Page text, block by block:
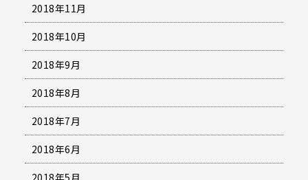
2018年11月
2018年10月
2018年9月
2018年8月
2018年7月
2018年6月
2018年5月